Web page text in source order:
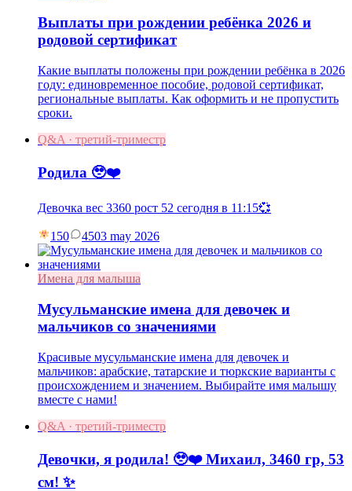
Выплаты при рождении ребёнка 2026 и
родовой сертификат
Какие выплаты положены при рождении ребёнка в 2026
году: единовременное пособие, родовой сертификат,
региональные выплаты. Как оформить и не пропустить
сроки.
Q&A · третий-триместр
Родила 🥹❤️
Девочка вес 3360 рост 52 сегодня в 11:15💞
150 4503 may 2026
Имена для малыша
Мусульманские имена для девочек и
мальчиков со значениями
Красивые мусульманские имена для девочек и
мальчиков: арабские, татарские и тюркские варианты с
происхождением и значением. Выбирайте имя малышу
вместе с нами!
Q&A · третий-триместр
Девочки, я родила! 🥹❤️ Михаил, 3460 гр, 53
см! ✨